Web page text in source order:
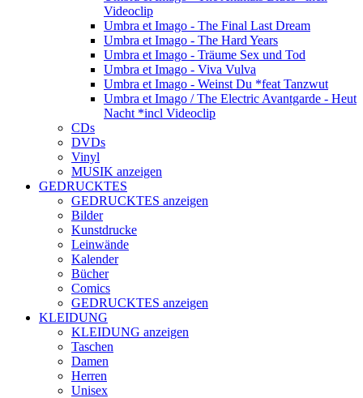
Videoclip
Umbra et Imago - The Final Last Dream
Umbra et Imago - The Hard Years
Umbra et Imago - Träume Sex und Tod
Umbra et Imago - Viva Vulva
Umbra et Imago - Weinst Du *feat Tanzwut
Umbra et Imago / The Electric Avantgarde - Heut
Nacht *incl Videoclip
CDs
DVDs
Vinyl
MUSIK anzeigen
GEDRUCKTES
GEDRUCKTES anzeigen
Bilder
Kunstdrucke
Leinwände
Kalender
Bücher
Comics
GEDRUCKTES anzeigen
KLEIDUNG
KLEIDUNG anzeigen
Taschen
Damen
Herren
Unisex